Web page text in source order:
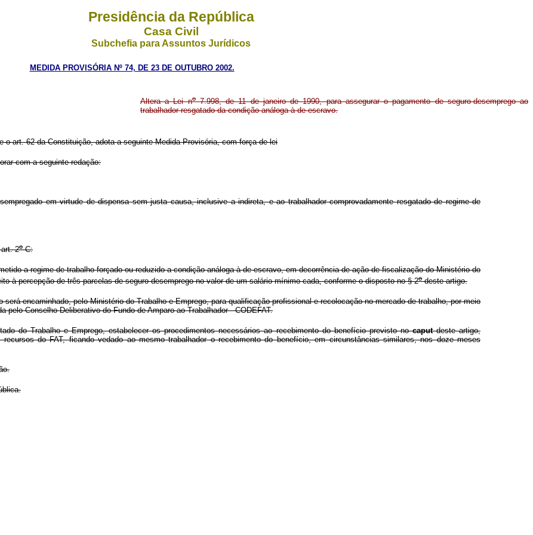
Presidência da República
Casa Civil
Subchefia para Assuntos Jurídicos
MEDIDA PROVISÓRIA Nº 74, DE 23 DE OUTUBRO 2002.
Altera a Lei no7.998, de 11 de janeiro de 1990, para assegurar o pagamento de seguro-desemprego ao
trabalhador resgatado da condição análoga à de escravo.
o art. 62 da Constituição, adota a seguinte Medida Provisória, com força de lei
com a seguinte redação:
em virtude de dispensa sem justa causa, inclusive a indireta, e ao trabalhador comprovadamente resgatado de regime de
2o-C:
a regime de trabalho forçado ou reduzido a condição análoga à de escravo, em decorrência de ação de fiscalização do Ministério do
à percepção de três parcelas de seguro-desemprego no valor de um salário mínimo cada, conforme o disposto no § 2odeste artigo.
será encaminhado, pelo Ministério do Trabalho e Emprego, para qualificação profissional e recolocação no mercado de trabalho, por meio
Conselho Deliberativo do Fundo de Amparo ao Trabalhador - CODEFAT.
do Trabalho e Emprego, estabelecer os procedimentos necessários ao recebimento do benefício previsto nocaputdeste artigo,
do FAT, ficando vedado ao mesmo trabalhador o recebimento do benefício, em circunstâncias similares, nos doze meses